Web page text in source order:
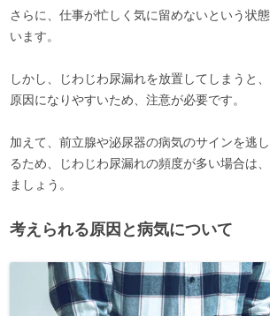
さらに、仕事が忙しく気に留めないという状
います。
しかし、じわじわ尿漏れを放置してしまうと
原因になりやすいため、注意が必要です。
加えて、前立腺や泌尿器の病気のサインを逃
るため、じわじわ尿漏れの頻度が多い場合は
ましょう。
考えられる原因と病気について